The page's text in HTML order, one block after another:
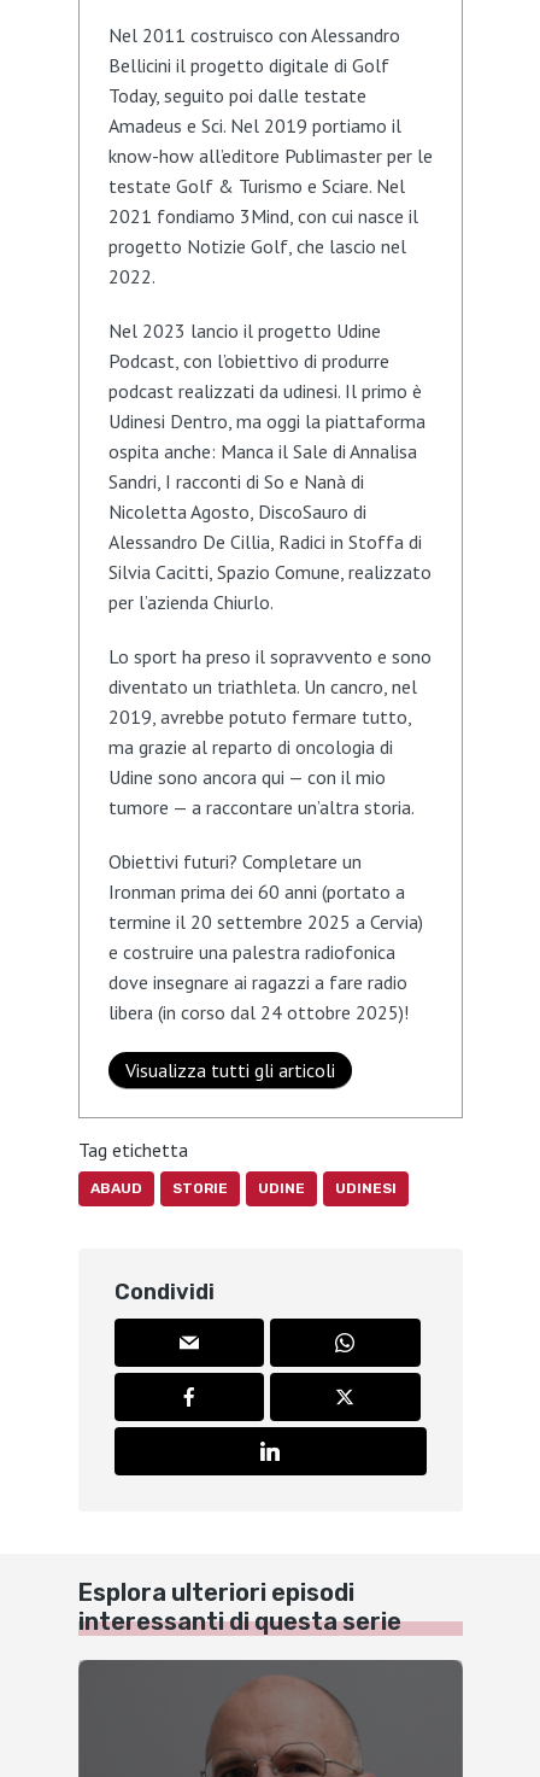
Nel 2011 costruisco con Alessandro
Bellicini il progetto digitale di Golf
Today, seguito poi dalle testate
Amadeus e Sci. Nel 2019 portiamo il
know-how all’editore Publimaster per le
testate Golf & Turismo e Sciare. Nel
2021 fondiamo 3Mind, con cui nasce il
progetto Notizie Golf, che lascio nel
2022.
Nel 2023 lancio il progetto Udine
Podcast, con l’obiettivo di produrre
podcast realizzati da udinesi. Il primo è
Udinesi Dentro, ma oggi la piattaforma
ospita anche: Manca il Sale di Annalisa
Sandri, I racconti di So e Nanà di
Nicoletta Agosto, DiscoSauro di
Alessandro De Cillia, Radici in Stoffa di
Silvia Cacitti, Spazio Comune, realizzato
per l’azienda Chiurlo.
Lo sport ha preso il sopravvento e sono
diventato un triathleta. Un cancro, nel
2019, avrebbe potuto fermare tutto,
ma grazie al reparto di oncologia di
Udine sono ancora qui — con il mio
tumore — a raccontare un’altra storia.
Obiettivi futuri? Completare un
Ironman prima dei 60 anni (portato a
termine il 20 settembre 2025 a Cervia)
e costruire una palestra radiofonica
dove insegnare ai ragazzi a fare radio
libera (in corso dal 24 ottobre 2025)!
Visualizza tutti gli articoli
Tag etichetta
ABAUD STORIE UDINE UDINESI
Condividi
Esplora ulteriori episodi
interessanti di questa serie